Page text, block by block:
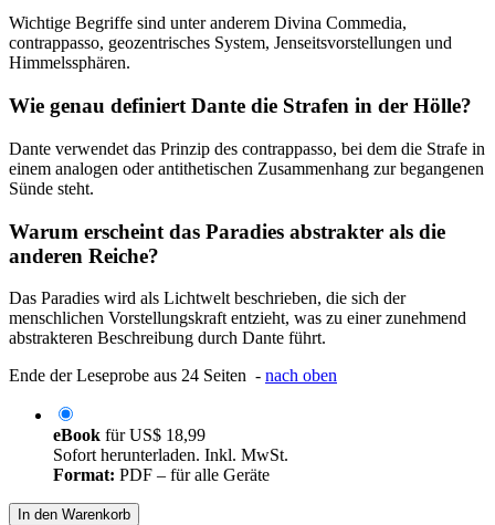
Wichtige Begriffe sind unter anderem Divina Commedia,
contrappasso, geozentrisches System, Jenseitsvorstellungen und
Himmelssphären.
Wie genau definiert Dante die Strafen in der Hölle?
Dante verwendet das Prinzip des contrappasso, bei dem die Strafe in
einem analogen oder antithetischen Zusammenhang zur begangenen
Sünde steht.
Warum erscheint das Paradies abstrakter als die
anderen Reiche?
Das Paradies wird als Lichtwelt beschrieben, die sich der
menschlichen Vorstellungskraft entzieht, was zu einer zunehmend
abstrakteren Beschreibung durch Dante führt.
Ende der Leseprobe aus 24 Seiten - nach oben
eBook fürUS$ 18,99
Sofort herunterladen. Inkl. MwSt.
Format: PDF – für alle Geräte
In den Warenkorb